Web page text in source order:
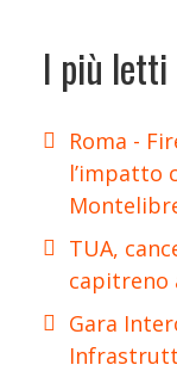
I più letti
Roma -
l’impatto
TUA,
capitreno
Gara